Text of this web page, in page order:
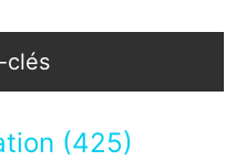
clés
(425)